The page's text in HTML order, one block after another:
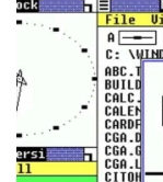
Profesional
Más
temas